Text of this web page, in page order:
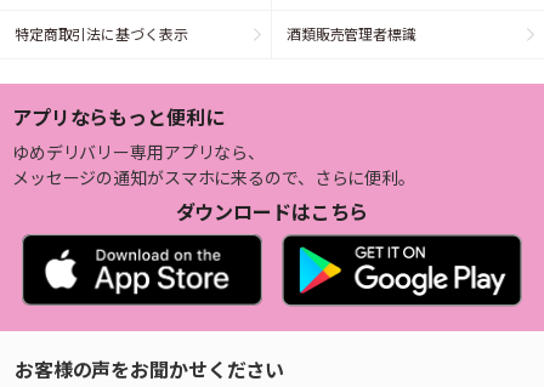
特定商取引法に基づく表示 酒類販売管理者標識
アプリならもっと便利に
ゆめデリバリー専用アプリなら、
メッセージの通知がスマホに来るので、さらに便利。
ダウンロードはこちら
お客様の声をお聞かせください